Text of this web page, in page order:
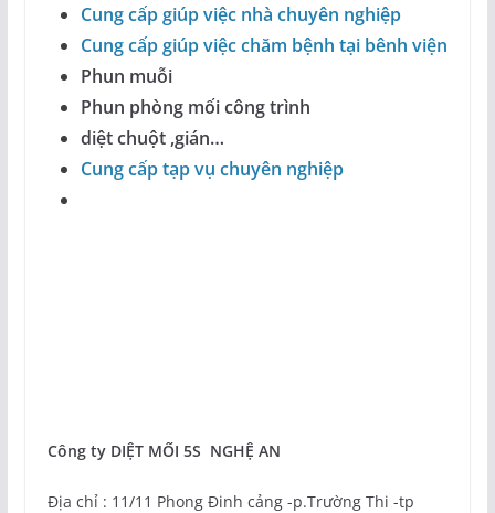
Cung cấp giúp việc nhà chuyên nghiệp
Cung cấp giúp việc chăm bệnh tại bênh viện
Phun muỗi
Phun phòng mối công trình
diệt chuột ,gián…
Cung cấp tạp vụ chuyên nghiệp
Công ty DIỆT MỐI 5S NGHỆ AN
Địa chỉ : 11/11 Phong Đinh cảng -p.Trường Thi -tp